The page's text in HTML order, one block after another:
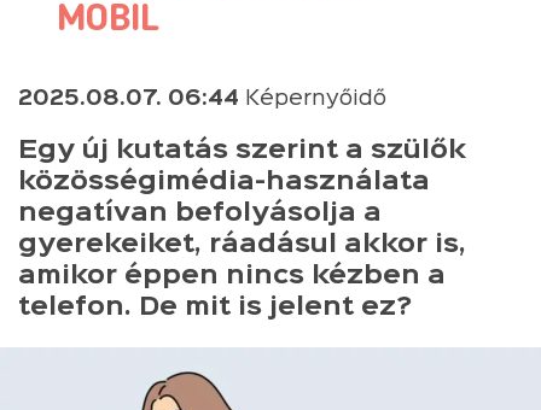
MOBIL
2025.08.07. 06:44 Képernyőidő
Egy új kutatás szerint a szülők
közösségimédia-használata
negatívan befolyásolja a
gyerekeiket, ráadásul akkor is,
amikor éppen nincs kézben a
telefon. De mit is jelent ez?